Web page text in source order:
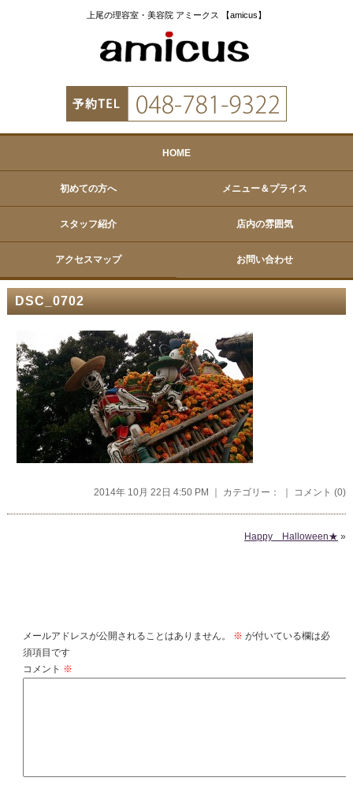
上尾の理容室・美容院 アミークス 【amicus】
HOME
初めての方へ メニュー＆プライス
スタッフ紹介 店内の雰囲気
アクセスマップ お問い合わせ
DSC_0702
2014年 10月 22日 4:50 PM ｜ カテゴリー： ｜ コメント (0)
Happy Halloween★ »
メールアドレスが公開されることはありません。 ※ が付いている欄は必
須項目です
コメント ※